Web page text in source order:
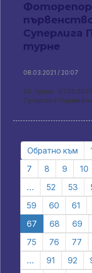
Суперлига
турне
08.03.2021 / 20:07
25 турне.
Суперлига
Обратно към
7
8 9 10
…
52 53
59
60 61
67
68 69
75
76 77
…
91 92